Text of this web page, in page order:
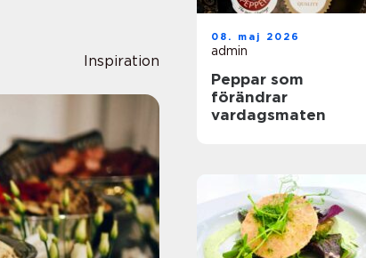
Inspiration
08. maj 2026
admin
Peppar som
förändrar
vardagsmaten